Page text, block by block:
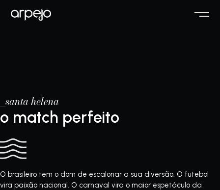
_santa helena
o match perfeito
O brasileiro tem o dom de escalonar a sua diversão. O futebol
vira paixão nacional. O carnaval vira o maior espetáculo da